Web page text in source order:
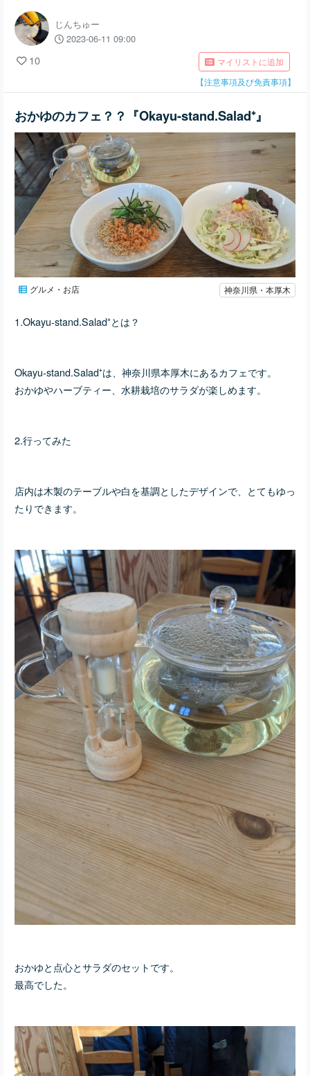
じんちゅー
2023-06-11 09:00
10
マイリストに追加
【注意事項及び免責事項】
おかゆのカフェ？？『Okayu-stand.Salad⁺』
グルメ・お店 神奈川県・本厚木
1.Okayu-stand.Salad⁺とは？
Okayu-stand.Salad⁺は、神奈川県本厚木にあるカフェです。
おかゆやハーブティー、水耕栽培のサラダが楽しめます。
2.行ってみた
店内は木製のテーブルや白を基調としたデザインで、とてもゆっ
たりできます。
おかゆと点心とサラダのセットです。
最高でした。